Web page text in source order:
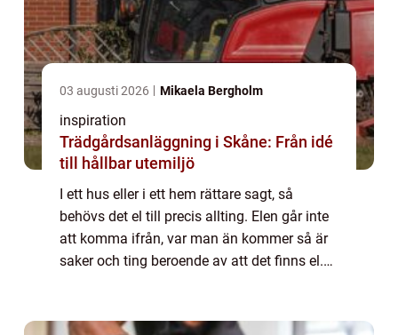
03 augusti 2026 Mikaela Bergholm
inspiration
Trädgårdsanläggning i Skåne: Från idé
till hållbar utemiljö
I ett hus eller i ett hem rättare sagt, så
behövs det el till precis allting. Elen går inte
att komma ifrån, var man än kommer så är
saker och ting beroende av att det finns el.